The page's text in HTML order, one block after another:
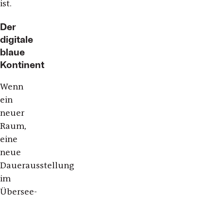
ist.
Der
digitale
blaue
Kontinent
Wenn
ein
neuer
Raum,
eine
neue
Dauerausstellung
im
Übersee-